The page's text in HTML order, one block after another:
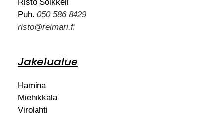
Risto Soikkeli
Puh. 050 586 8429
risto@reimari.fi
Jakelualue
Hamina
Miehikkälä
Virolahti